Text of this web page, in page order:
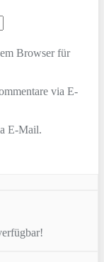
Browser für
via E-
E-Mail.